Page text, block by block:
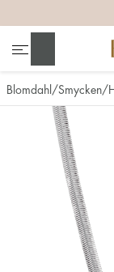
Nässmycken
Blomdahl Smycken